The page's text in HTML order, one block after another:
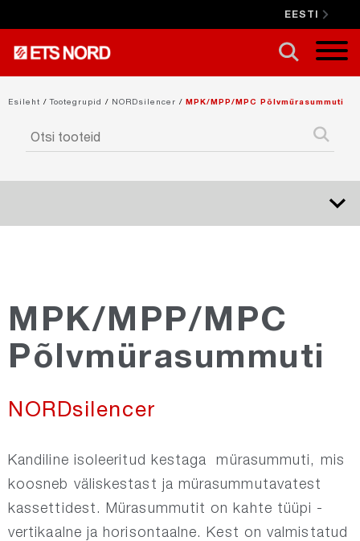
EESTI
Esileht /Tootegrupid / NORDsilencer / MPK/MPP/MPC Põlvmürasummuti
NORDcanopy
NORDrect
NORDsmoke-round
NORDsmoke-rect
MPK/MPP/MPC
Põlvmürasummuti
NORDsilencer
Kandiline isoleeritud kestaga mürasummuti, mis
koosneb väliskestast ja mürasummutavatest
kassettidest. Mürasummutit on kahte tüüpi -
vertikaalne ja horisontaalne. Kest on valmistatud